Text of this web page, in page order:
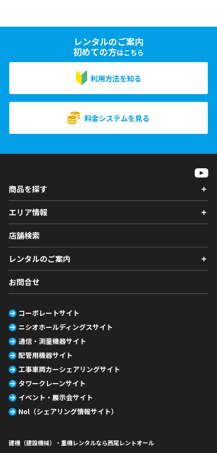
レンタルのご案内
初めての方はこちら
利用方法を知る
料金システムを見る
商品を探す
エリア情報
店舗検索
レンタルのご案内
お問合せ
コーポレートサイト
ニシオホールディングスサイト
通信・測量機器サイト
配管用機器サイト
工事車両カーシェアリングサイト
タワークレーンサイト
イベント・展示会サイト
Nol（シェアリング情報サイト）
建機（建設機械）・重機レンタルなら西尾レントオール